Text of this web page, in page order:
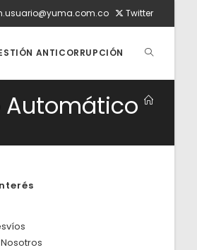
Twitter
ANTICORRUPCIÓN ALTERNAR
BÚSQUEDA
Automático